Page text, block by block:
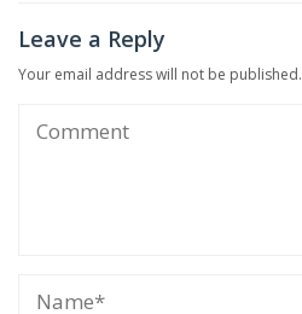
Leave a Reply
Your email address will not be published.